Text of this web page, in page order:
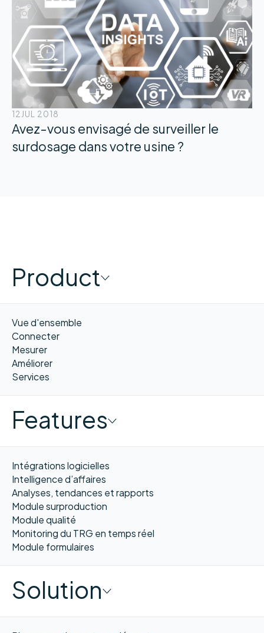
12 JUL 2018
Avez-vous envisagé de surveiller le
surdosage dans votre usine ?
Product
Vue d'ensemble
Connecter
Mesurer
Améliorer
Services
Features
Intégrations logicielles
Intelligence d’affaires
Analyses, tendances et rapports
Module surproduction
Module qualité
Monitoring du TRG en temps réel
Module formulaires
Solution